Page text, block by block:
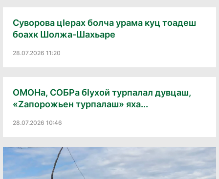
Суворова цӏерах болча урама куц тоадеш
боахк Шолжа-Шахьаре
28.07.2026 11:20
ОМОНа, СОБРа бӏухой турпалал дувцаш,
«Zапорожьен турпалаш» яха...
28.07.2026 10:46